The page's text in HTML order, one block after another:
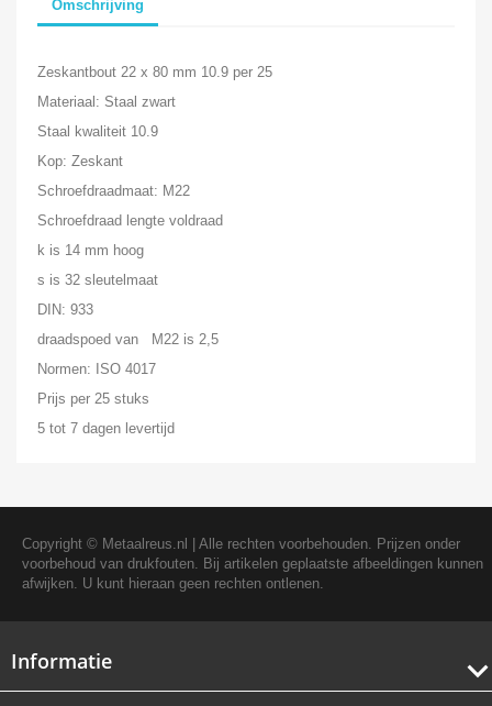
Omschrijving
Zeskantbout 22 x 80 mm 10.9 per 25
Materiaal: Staal zwart
Staal kwaliteit 10.9
Kop: Zeskant
Schroefdraadmaat: M22
Schroefdraad lengte voldraad
k is 14 mm hoog
s is 32 sleutelmaat
DIN: 933
draadspoed van M22 is 2,5
Normen: ISO 4017
Prijs per 25 stuks
5 tot 7 dagen levertijd
Copyright © Metaalreus.nl
| Alle rechten voorbehouden. Prijzen onder
voorbehoud van drukfouten. Bij artikelen geplaatste afbeeldingen kunnen
afwijken. U kunt hieraan geen rechten ontlenen.
Informatie